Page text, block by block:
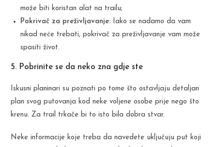
može biti koristan alat na trailu;
Pokrivač za preživljavanje: Iako se nadamo da vam
nikad neće trebati, pokrivač za preživljavanje vam može
spasiti život.
5. Pobrinite se da neko zna gdje ste
Iskusni planinari su poznati po tome što ostavljaju detaljan
plan svog putovanja kod neke voljene osobe prije nego što
krenu. Za trail trkače bi to isto bila dobra stvar.
Neke informacije koje treba da navedete uključuju put koji